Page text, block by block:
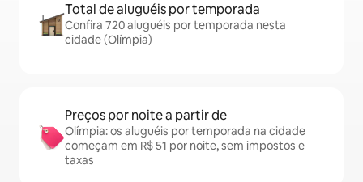
Total de aluguéis por temporada
Confira 720 aluguéis por temporada nesta
cidade (Olímpia)
Preços por noite a partir de
Olímpia: os aluguéis por temporada na cidade
começam em R$ 51 por noite, sem impostos e
taxas